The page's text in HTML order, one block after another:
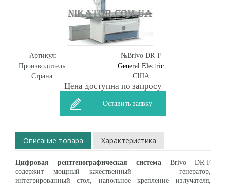
Артикул:
№Brivo DR-F
Производитель:
General Electric
Страна:
США
Цена доступна по запросу
Оставить заявку
Описание товара Характеристика
Цифровая рентгенографическая системаBrivo DR-F
содержит мощный качественный генератор,
интегрированный стол, напольное крепление излучателя,